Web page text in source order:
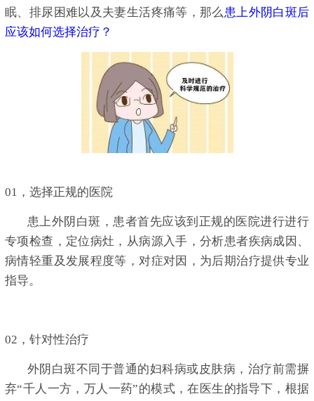
眠、排尿困难以及夫妻生活疼痛等，那么患上外阴白斑后
应该如何选择治疗？
01，选择正规的医院
患上外阴白斑，患者首先应该到正规的医院进行进行
专项检查，定位病灶，从病源入手，分析患者疾病成因、
病情轻重及发展程度等，对症对因，为后期治疗提供专业
指导。
02，针对性治疗
外阴白斑不同于普通的妇科病或皮肤病，治疗前需摒
弃“千人一方，万人一药”的模式，在医生的指导下，根据